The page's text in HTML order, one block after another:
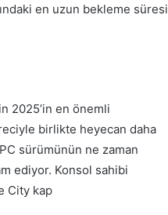
en uzun bekleme süresi
2025’in en önemli
birlikte heyecan daha
sürümünün ne zaman
ediyor. Konsol sahibi
City kap